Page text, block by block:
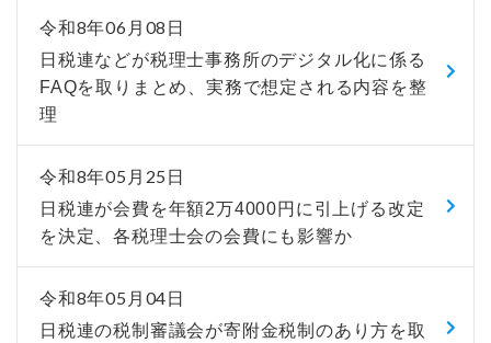
令和8年06月08日
日税連などが税理士事務所のデジタル化に係る
FAQを取りまとめ、実務で想定される内容を整
理
令和8年05月25日
日税連が会費を年額2万4000円に引上げる改定
を決定、各税理士会の会費にも影響か
令和8年05月04日
日税連の税制審議会が寄附金税制のあり方を取